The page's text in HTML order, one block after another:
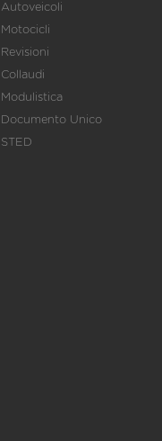
Autoveicoli
Motocicli
Revisioni
Collaudi
Modulistica
Documento Unico
STED